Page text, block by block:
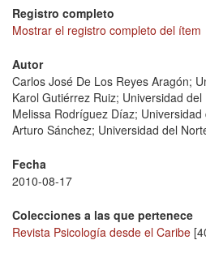
Registro completo
Mostrar el registro completo del ítem
Autor
Carlos José De Los Reyes Aragón;
Karol Gutiérrez Ruiz; Universidad del
Melissa Rodríguez Díaz; Universidad
Arturo Sánchez; Universidad del
Fecha
2010-08-17
Colecciones a las que pertenece
Revista Psicología desde el Caribe